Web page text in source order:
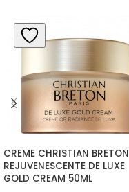
CREME CHRISTIAN BRETON
REJUVENESCENTE DE LUXE
GOLD CREAM 50ML